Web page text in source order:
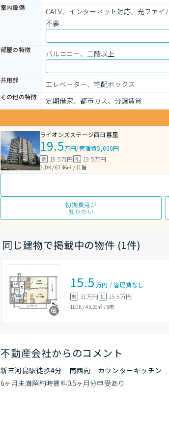
室内設備
CATV、インターネット対応、光ファ
不要
部屋の特徴
バルコニー、二階以上
共用部
エレベーター、宅配ボックス
その他の特徴
定期借家、都市ガス、分譲賃貸
ライオンズステージ西日暮里
19.5万円/管理費5,000円
敷 19.5万円 礼 19.5万円
3LDK / 67.46㎡ / 11階
初期費用が
知りたい
同じ建物で掲載中の物件 (1件)
15.5 万円 /管理費なし
敷 31万円 礼 15.5万円
1LDK/45.29㎡ /8階
不動産会社からのコメント
新三河島駅徒歩4分 南西向 カウンターキッチ
6ヶ月未満解約時賃料0.5ヶ月分申受あり